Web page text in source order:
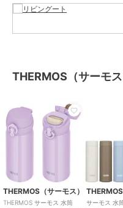
ブランド
商品カテゴリ お弁当
箱・タン
ブラッ
ュ、ピ
イト、
ブルー
素材
内びん：
胴部：
脂塗装）
THERMOS（サーモ
THERMOS（サーモス）
THERMOS サーモス 水筒
サーモス 水